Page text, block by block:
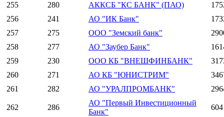
255
280 АККСБ "КС БАНК" (ПАО)
256
241 АО "ИК Банк"
257
275 ООО "Земский банк"
258
277 АО "Заубер Банк"
259
230 ООО КБ "ВНЕШФИНБАНК"
260
271 АО КБ "ЮНИСТРИМ"
261
282 АО "УРАЛПРОМБАНК"
262 286
АО "Первый Инвестиционный
Банк"
604